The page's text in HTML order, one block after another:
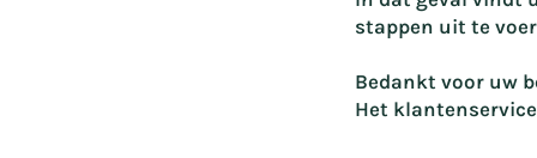
stappen uit te
Bedankt voor uw
Het